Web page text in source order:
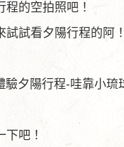
程的空拍照吧！
試試看夕陽行程的阿！
吧！